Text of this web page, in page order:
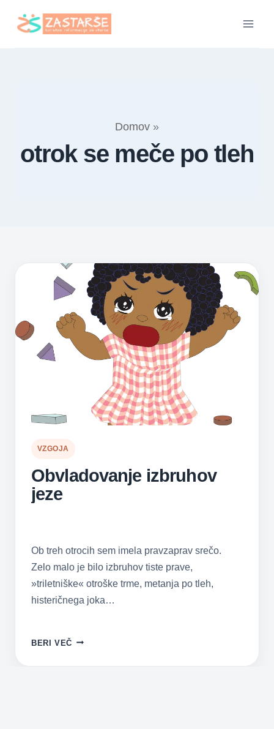
Domov »
otrok se meče po tleh
VZGOJA
Obvladovanje izbruhov
jeze
Ob treh otrocih sem imela pravzaprav srečo.
Zelo malo je bilo izbruhov tiste prave,
»triletniške« otroške trme, metanja po tleh,
histeričnega joka…
BERI VEČ OBVLADOVANJE
JEZE